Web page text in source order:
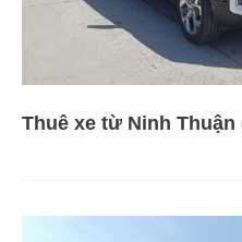
Thuê xe từ Ninh Thuận